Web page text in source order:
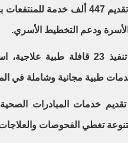
- تقديم 447 ألف خدمة
ودعم التخطيط الأسري.
طبية مجانية وشاملة في
تغطي الفحوصات والعلاجات